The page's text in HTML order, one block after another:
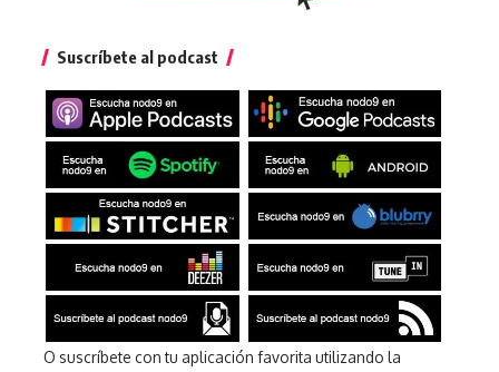
Suscríbete al podcast
O suscríbete con tu aplicación favorita utilizando la